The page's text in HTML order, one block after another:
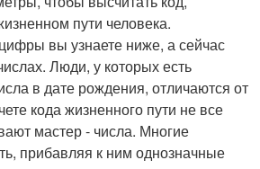
пути человека.
вы узнаете ниже, а сейчас
Люди, у которых есть
в дате рождения, отличаются от
кода жизненного пути не все
мастер - числа. Многие
прибавляя к ним однозначные